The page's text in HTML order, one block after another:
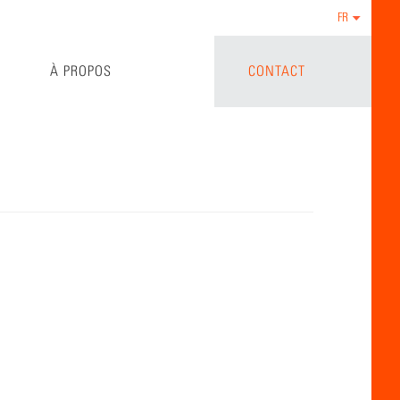
FR
À PROPOS CONTACT